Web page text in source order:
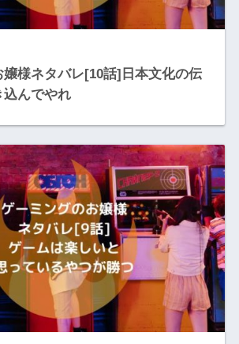
様ネタバレ[10話]日本文化の伝
込んでやれ